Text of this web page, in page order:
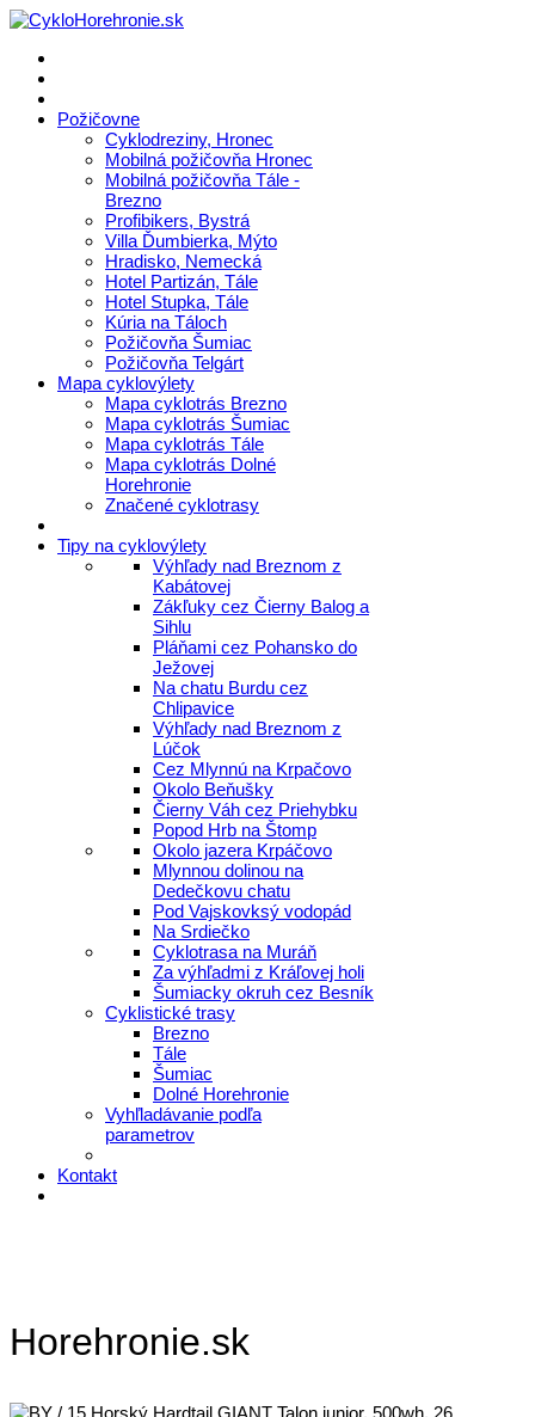
Požičovne
Cyklodreziny, Hronec
Mobilná požičovňa Hronec
Mobilná požičovňa Tále -
Brezno
Profibikers, Bystrá
Villa Ďumbierka, Mýto
Hradisko, Nemecká
Hotel Partizán, Tále
Hotel Stupka, Tále
Kúria na Táloch
Požičovňa Šumiac
Požičovňa Telgárt
Mapa cyklovýlety
Mapa cyklotrás Brezno
Mapa cyklotrás Šumiac
Mapa cyklotrás Tále
Mapa cyklotrás Dolné
Horehronie
Značené cyklotrasy
Tipy na cyklovýlety
Výhľady nad Breznom z
Kabátovej
Zákľuky cez Čierny Balog a
Sihlu
Pláňami cez Pohansko do
Ježovej
Na chatu Burdu cez
Chlipavice
Výhľady nad Breznom z
Lúčok
Cez Mlynnú na Krpačovo
Okolo Beňušky
Čierny Váh cez Priehybku
Popod Hrb na Štomp
Okolo jazera Krpáčovo
Mlynnou dolinou na
Dedečkovu chatu
Pod Vajskovksý vodopád
Na Srdiečko
Cyklotrasa na Muráň
Za výhľadmi z Kráľovej holi
Šumiacky okruh cez Besník
Cyklistické trasy
Brezno
Tále
Šumiac
Dolné Horehronie
Vyhľladávanie podľa
parametrov
Kontakt
Horehronie.sk